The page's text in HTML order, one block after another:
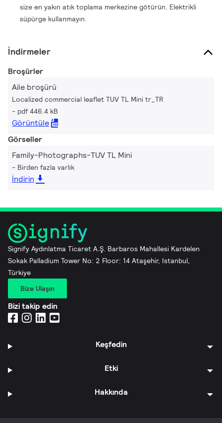
size en yakın atık toplama merkezine götürün. Elektrikli
süpürge kullanmayın.
İndirmeler
Broşürler
Aile broşürü
Localized commercial leaflet TUV TL Mini tr_TR
pdf 446.4 kB
Görüntüle
Görseller
Family-Photographs-TUV TL Mini
Birden fazla varlık
İndirin
Signify Aydınlatma Ticaret A.Ş. Barbaros Mahallesi Kardelen
Sokak Palladium Tower No: 2 Floor: 14 Ataşehir, Istanbul,
Türkiye
Bize Ulaşın
Bizi takip edin
Keşfedin
Etki
Hakkında